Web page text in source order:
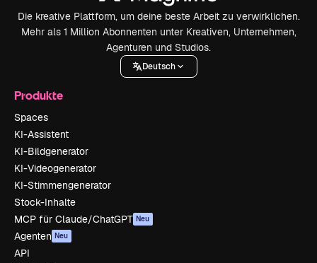
Die kreative Plattform, um deine beste Arbeit zu verwirklichen.
Mehr als 1 Million Abonnenten unter Kreativen, Unternehmen,
Agenturen und Studios.
Deutsch
Produkte
Spaces
KI-Assistent
KI-Bildgenerator
KI-Videogenerator
KI-Stimmengenerator
Stock-Inhalte
MCP für Claude/ChatGPT Neu
Agenten Neu
API